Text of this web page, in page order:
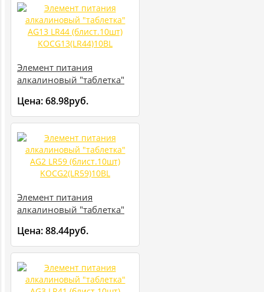
Элемент питания
алкалиновый "таблетка"
KOCG13(LR44)10BL
Цена:68.98руб.
Элемент питания
алкалиновый "таблетка"
KOCG2(LR59)10BL
Цена:88.44руб.